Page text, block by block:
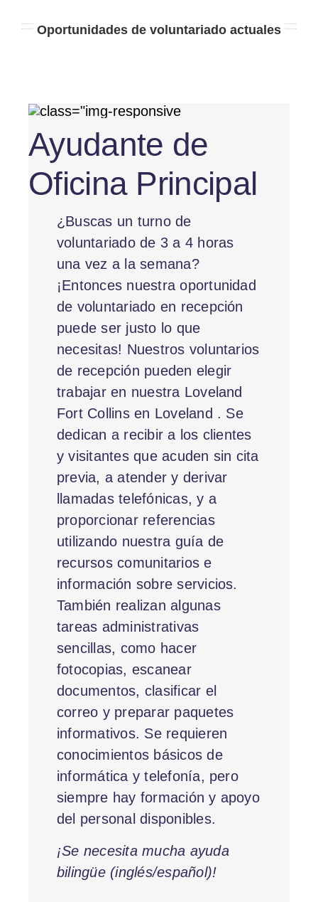
Oportunidades de voluntariado actuales
Ayudante de
Oficina Principal
¿Buscas un turno de
voluntariado de 3 a 4 horas
una vez a la semana?
¡Entonces nuestra oportunidad
de voluntariado en recepción
puede ser justo lo que
necesitas! Nuestros voluntarios
de recepción pueden elegir
trabajar en nuestra Loveland
Fort Collins en Loveland . Se
dedican a recibir a los clientes
y visitantes que acuden sin cita
previa, a atender y derivar
llamadas telefónicas, y a
proporcionar referencias
utilizando nuestra guía de
recursos comunitarios e
información sobre servicios.
También realizan algunas
tareas administrativas
sencillas, como hacer
fotocopias, escanear
documentos, clasificar el
correo y preparar paquetes
informativos. Se requieren
conocimientos básicos de
informática y telefonía, pero
siempre hay formación y apoyo
del personal disponibles.
¡Se necesita mucha ayuda
bilingüe (inglés/español)!